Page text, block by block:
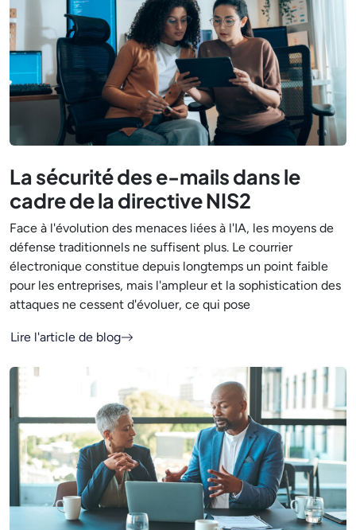
La sécurité des e-mails dans le
cadre de la directive NIS2
Face à l'évolution des menaces liées à l'IA, les moyens de
défense traditionnels ne suffisent plus. Le courrier
électronique constitue depuis longtemps un point faible
pour les entreprises, mais l'ampleur et la sophistication des
attaques ne cessent d'évoluer, ce qui pose
Lire l'article de blog